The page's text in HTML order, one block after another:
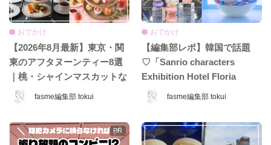
fasme編集部 tokui
おでかけ
【2026年8月最新】東京・関
東のアフタヌーンティー8選
｜桃・シャインマスカットな
ど夏限定ホテル＆カフェ特
集！
fasme編集部 tokui
おでかけ
【編集部レポ】韓国で話題
♡「Sanrio characters
Exhibition Hotel Floria
Tokyo」が日本上陸♡ 夢みた
いなホテル空間＆限定グッズ
をレポ！